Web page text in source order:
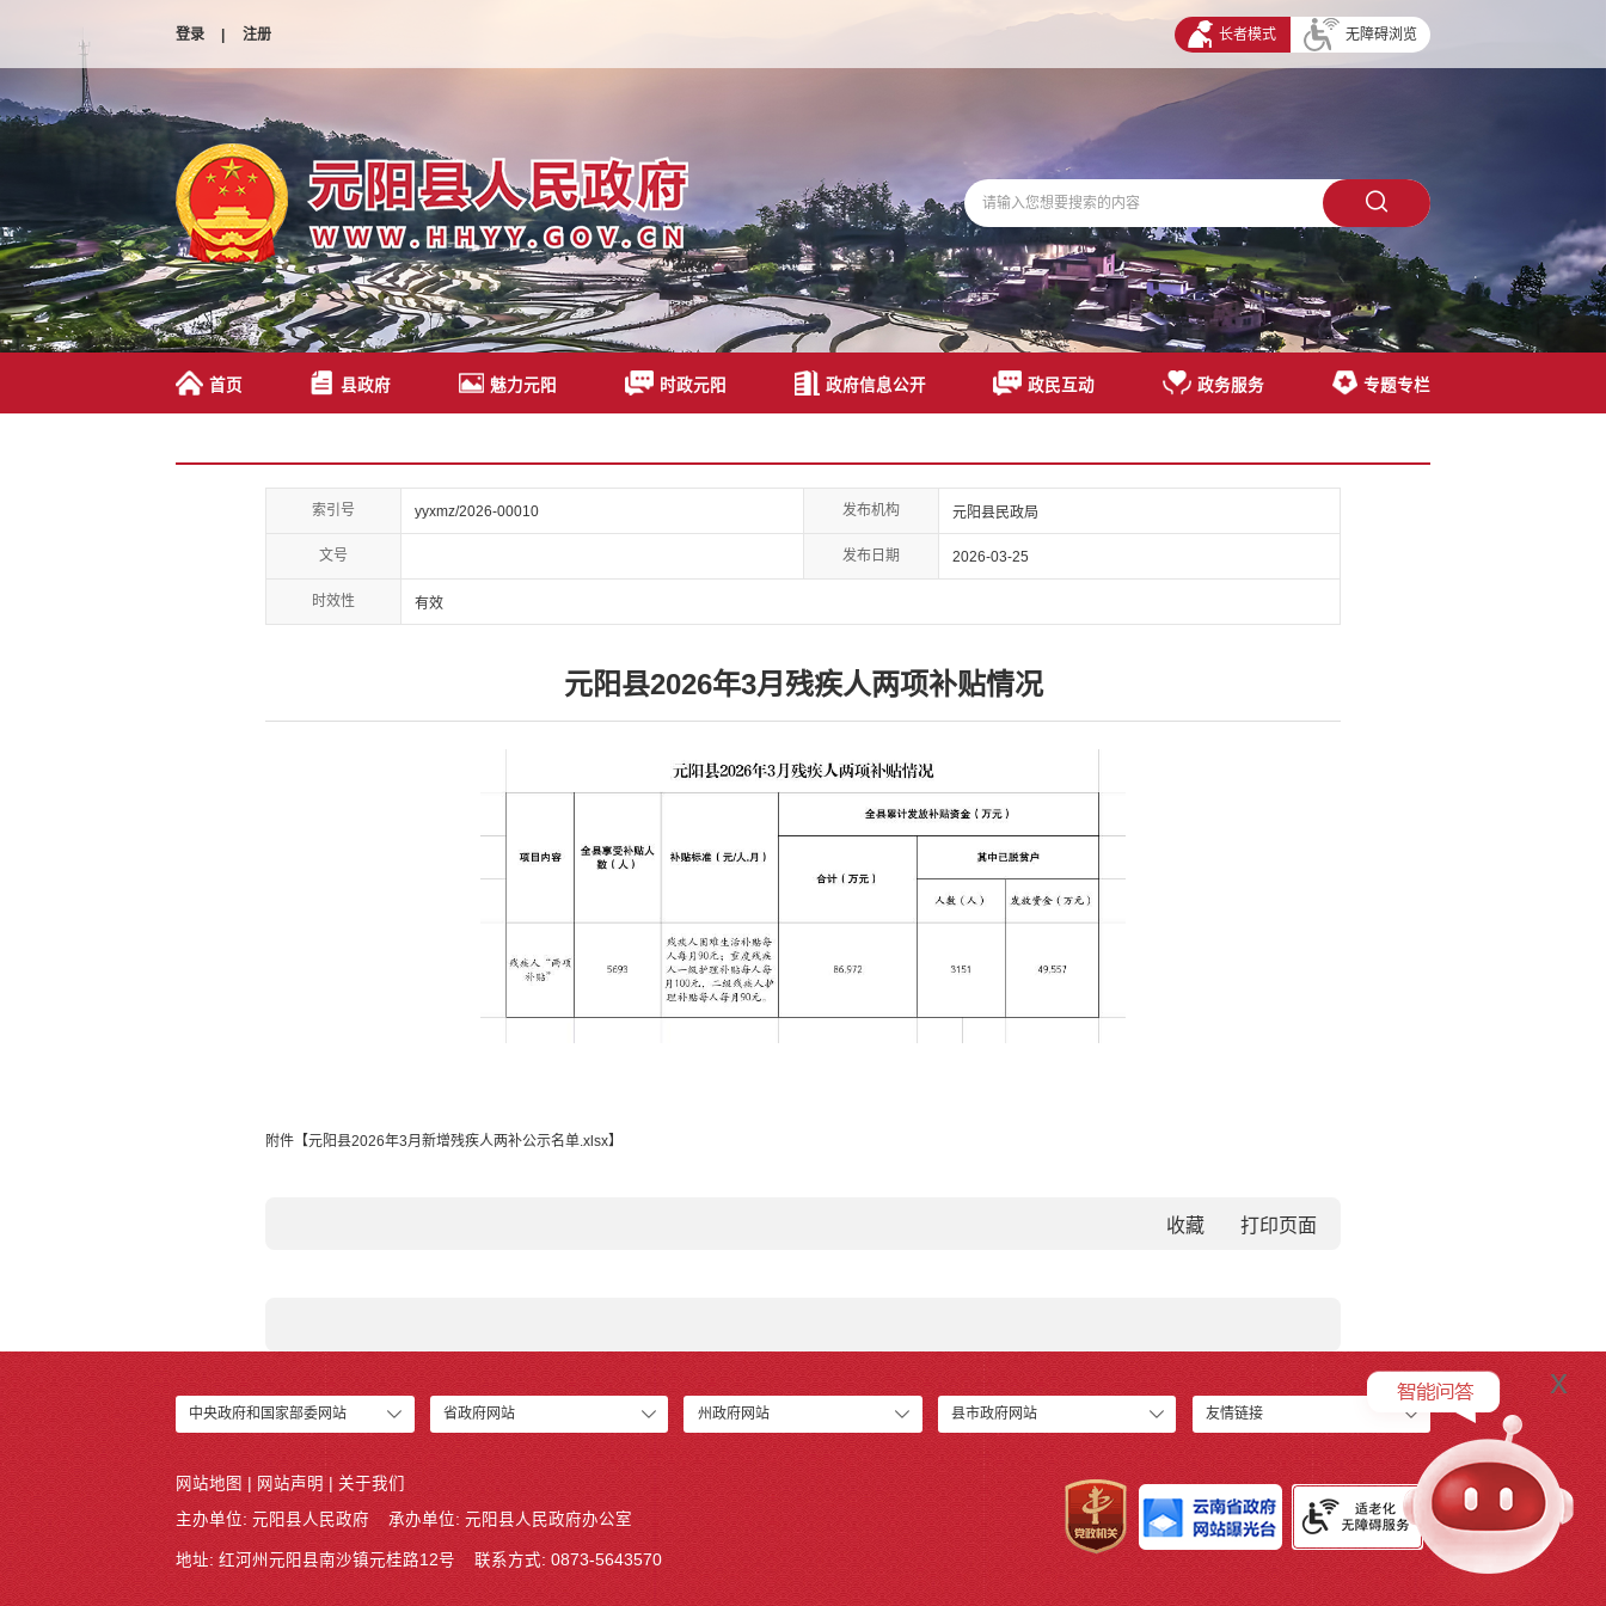
登录 | 注册 长者模式 无障碍浏览
首页 县政府 魅力元阳 时政元阳 政府信息公开 政民互动 政务服务 专题专栏
索引号 yyxmz/2026-00010 发布机构 元阳县民政局
文号 发布日期 2026-03-25
时效性 有效
元阳县2026年3月残疾人两项补贴情况
附件【元阳县2026年3月新增残疾人两补公示名单.xlsx】
收藏
中央政府和国家部委网站 省政府网站 州政府网站 县市政府网站 友情链接
x
网站地图 网站声明 关于我们
主办单位: 元阳县人民政府 承办单位: 元阳县人民政府办公室
地址: 红河州元阳县南沙镇元桂路12号 联系方式: 0873-5643570